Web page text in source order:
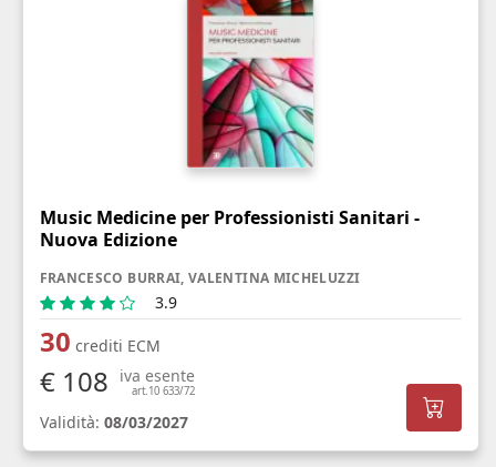
Music Medicine per Professionisti Sanitari -
Nuova Edizione
FRANCESCO BURRAI, VALENTINA MICHELUZZI
3.9
30 crediti ECM
€ 108 iva esente
art.10 633/72
Validità: 08/03/2027